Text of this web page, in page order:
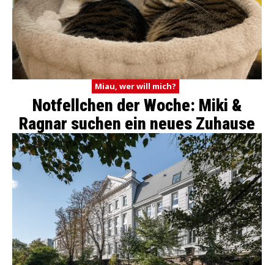
Miau, wer will mich?
Notfellchen der Woche: Miki &
Ragnar suchen ein neues Zuhause